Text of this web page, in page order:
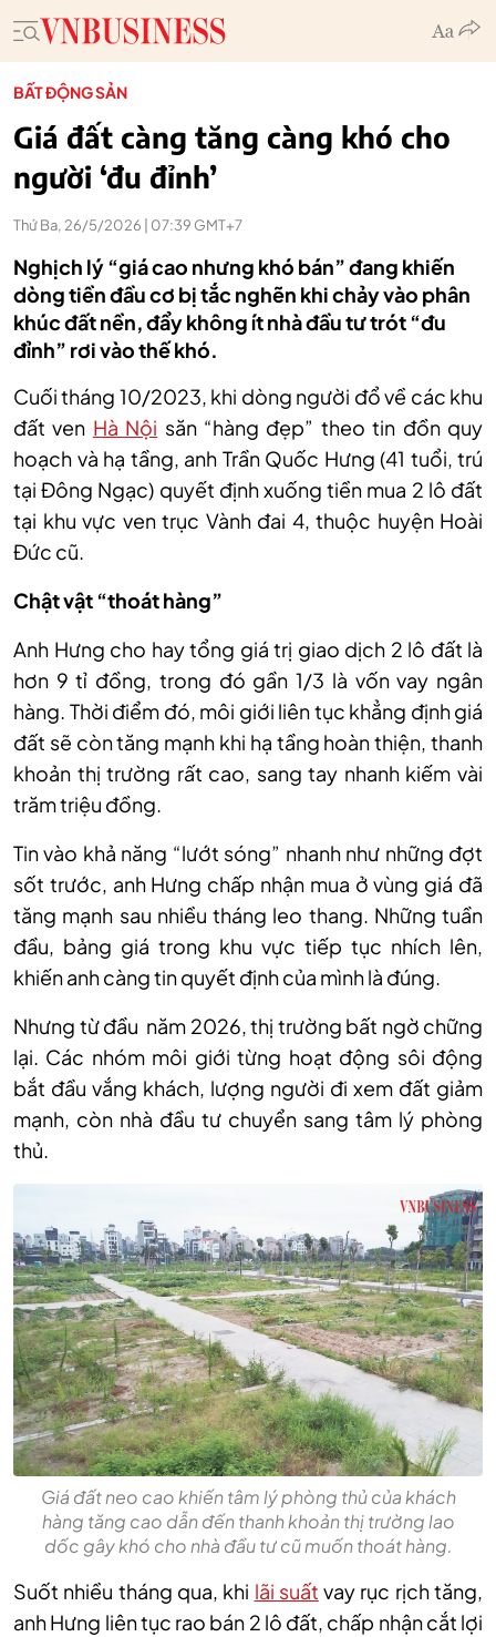
BẤT ĐỘNG SẢN
Giá đất càng tăng càng khó cho
người ‘đu đỉnh’
Thứ Ba, 26/5/2026 | 07:39 GMT+7
Nghịch lý “giá cao nhưng khó bán” đang khiến
dòng tiền đầu cơ bị tắc nghẽn khi chảy vào phân
khúc đất nền, đẩy không ít nhà đầu tư trót “đu
đỉnh” rơi vào thế khó.
Cuối tháng 10/2023, khi dòng người đổ về các khu
đất ven Hà Nội săn “hàng đẹp” theo tin đồn quy
hoạch và hạ tầng, anh Trần Quốc Hưng (41 tuổi, trú
tại Đông Ngạc) quyết định xuống tiền mua 2 lô đất
tại khu vực ven trục Vành đai 4, thuộc huyện Hoài
Đức cũ.
Chật vật “thoát hàng”
Anh Hưng cho hay tổng giá trị giao dịch 2 lô đất là
hơn 9 tỉ đồng, trong đó gần 1/3 là vốn vay ngân
hàng. Thời điểm đó, môi giới liên tục khẳng định giá
đất sẽ còn tăng mạnh khi hạ tầng hoàn thiện, thanh
khoản thị trường rất cao, sang tay nhanh kiếm vài
trăm triệu đồng.
Tin vào khả năng “lướt sóng” nhanh như những đợt
sốt trước, anh Hưng chấp nhận mua ở vùng giá đã
tăng mạnh sau nhiều tháng leo thang. Những tuần
đầu, bảng giá trong khu vực tiếp tục nhích lên,
khiến anh càng tin quyết định của mình là đúng.
Nhưng từ đầu năm 2026, thị trường bất ngờ chững
lại. Các nhóm môi giới từng hoạt động sôi động
bắt đầu vắng khách, lượng người đi xem đất giảm
mạnh, còn nhà đầu tư chuyển sang tâm lý phòng
thủ.
Giá đất neo cao khiến tâm lý phòng thủ của khách
hàng tăng cao dẫn đến thanh khoản thị trường lao
dốc gây khó cho nhà đầu tư cũ muốn thoát hàng.
Suốt nhiều tháng qua, khi lãi suất vay rục rịch tăng,
anh Hưng liên tục rao bán 2 lô đất, chấp nhận cắt lợi